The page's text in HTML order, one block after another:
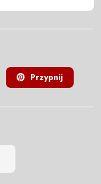
Przypnij